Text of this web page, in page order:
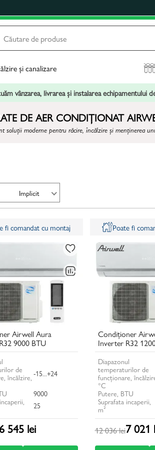
și canalizare
vânzarea, livrarea și instalarea echipamentului
DE AER CONDIȚIONAT
soluții moderne pentru răcire, încălzire și menținerea
Implicit
fi comandat cu montaj
Airwell Aura
9000 BTU
de
încălzire, -15...+24
9000
25
6 545 lei
Poate fi
Condiționer
Inverter R32
Diapazonul
temperaturilor de
funcționare,
°C
Putere, BTU
Suprafata incaperii,
m²
12 036 lei7 021